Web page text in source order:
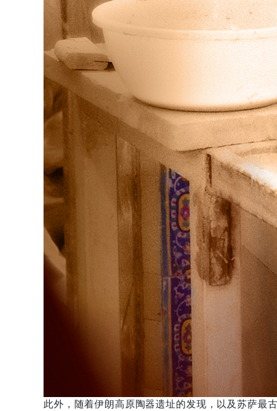
此外，随着伊朗高原陶器遗址的发现，以及苏萨最